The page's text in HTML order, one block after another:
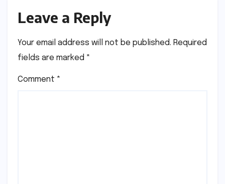
Leave a Reply
Your email address will not be published. Required
fields are marked *
Comment *